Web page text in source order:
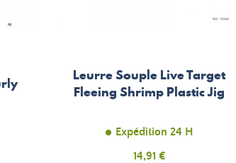
Leurre Souple Live Target
Fleeing Shrimp Plastic Jig
Expédition 24 H
Prix
14,91 €